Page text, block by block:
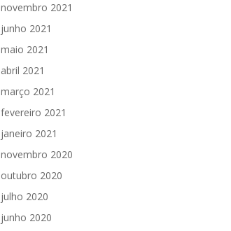
novembro 2021
junho 2021
maio 2021
abril 2021
março 2021
fevereiro 2021
janeiro 2021
novembro 2020
outubro 2020
julho 2020
junho 2020